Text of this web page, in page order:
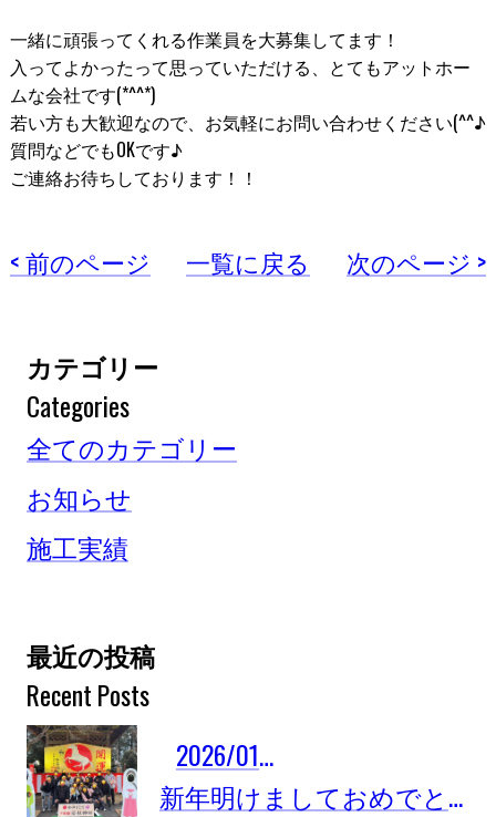
一緒に頑張ってくれる作業員を大募集してます！
入ってよかったって思っていただける、とてもアットホー
ムな会社です(*^^*)
若い方も大歓迎なので、お気軽にお問い合わせください(^^♪
質問などでもOKです♪
ご連絡お待ちしております！！
< 前のページ 一覧に戻る 次のページ >
カテゴリー
Categories
全てのカテゴリー
お知らせ
施工実績
最近の投稿
Recent Posts
2026/01/14
新年明けましておめでとうございます！！